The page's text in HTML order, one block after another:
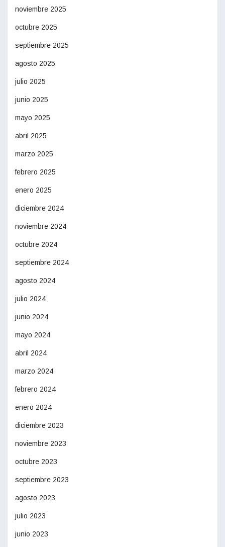
noviembre 2025
octubre 2025
septiembre 2025
agosto 2025
julio 2025
junio 2025
mayo 2025
abril 2025
marzo 2025
febrero 2025
enero 2025
diciembre 2024
noviembre 2024
octubre 2024
septiembre 2024
agosto 2024
julio 2024
junio 2024
mayo 2024
abril 2024
marzo 2024
febrero 2024
enero 2024
diciembre 2023
noviembre 2023
octubre 2023
septiembre 2023
agosto 2023
julio 2023
junio 2023